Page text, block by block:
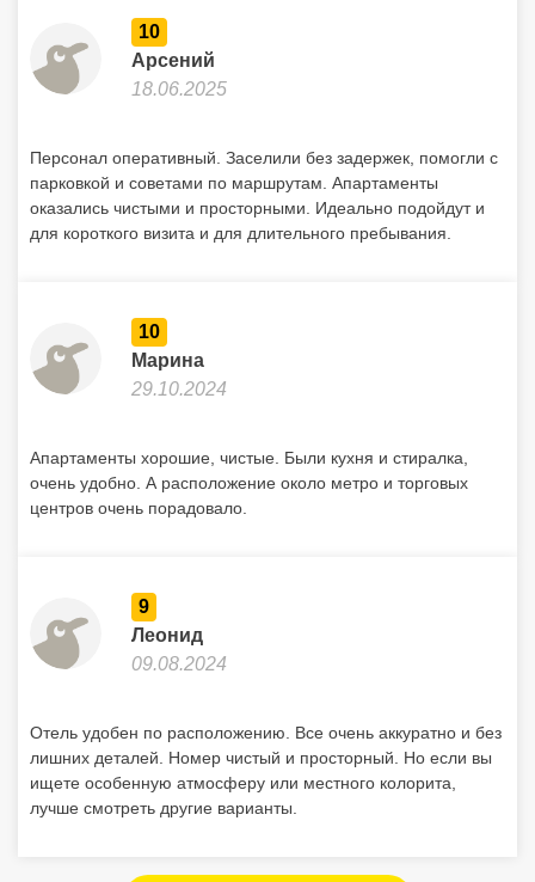
10
Арсений
18.06.2025
Персонал оперативный. Заселили без задержек, помогли с
парковкой и советами по маршрутам. Апартаменты
оказались чистыми и просторными. Идеально подойдут и
для короткого визита и для длительного пребывания.
10
Марина
29.10.2024
Апартаменты хорошие, чистые. Были кухня и стиралка,
очень удобно. А расположение около метро и торговых
центров очень порадовало.
9
Леонид
09.08.2024
Отель удобен по расположению. Все очень аккуратно и без
лишних деталей. Номер чистый и просторный. Но если вы
ищете особенную атмосферу или местного колорита,
лучше смотреть другие варианты.